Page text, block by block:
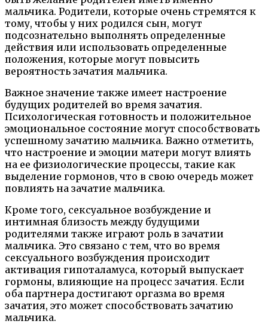
мальчика. Родители, которые очень стремятся к
тому, чтобы у них родился сын, могут
подсознательно выполнять определенные
действия или использовать определенные
положения, которые могут повысить
вероятность зачатия мальчика.
Важное значение также имеет настроение
будущих родителей во время зачатия.
Психологическая готовность и положительное
эмоциональное состояние могут способствовать
успешному зачатию мальчика. Важно отметить,
что настроение и эмоции матери могут влиять
на ее физиологические процессы, такие как
выделение гормонов, что в свою очередь может
повлиять на зачатие мальчика.
Кроме того, сексуальное возбуждение и
интимная близость между будущими
родителями также играют роль в зачатии
мальчика. Это связано с тем, что во время
сексуального возбуждения происходит
активация гипоталамуса, который выпускает
гормоны, влияющие на процесс зачатия. Если
оба партнера достигают оргазма во время
зачатия, это может способствовать зачатию
мальчика.